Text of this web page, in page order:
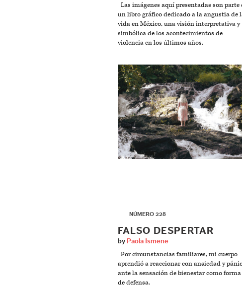
Las imágenes aquí presentadas son parte
un libro gráfico dedicado a la angustia de
vida en México, una visión interpretativa y
simbólica de los acontecimientos de
violencia en los últimos años.
NÚMERO 228
FALSO DESPERTAR
by Paola Ismene
Por circunstancias familiares, mi cuerpo
aprendió a reaccionar con ansiedad y
ante la sensación de bienestar como forma
de defensa.